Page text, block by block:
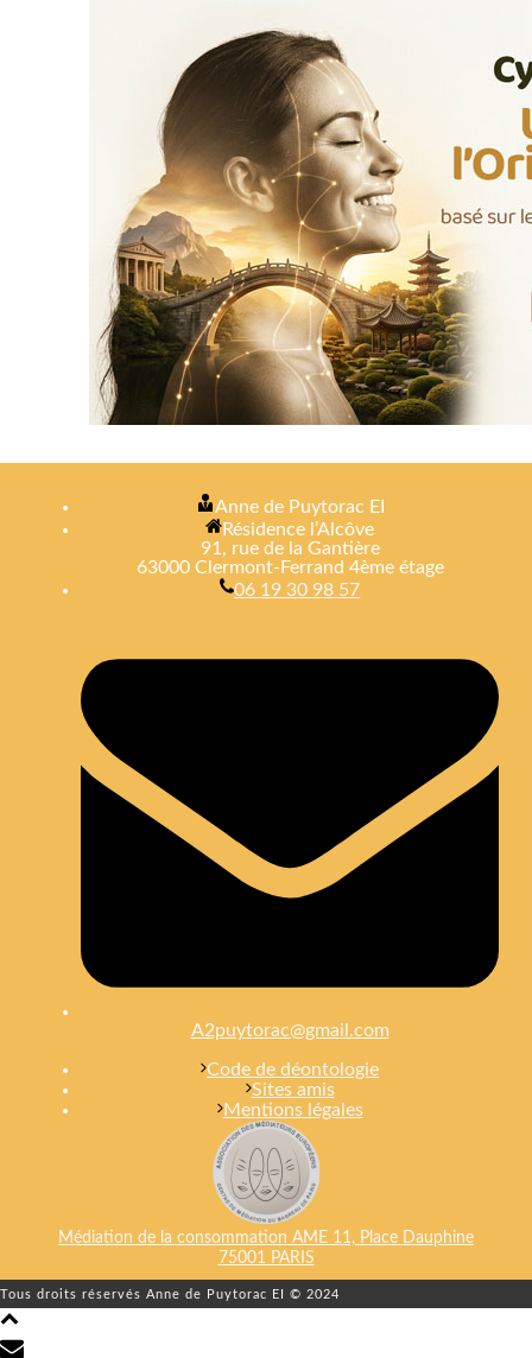
Anne de Puytorac EI
Résidence l’Alcôve
91, rue de la Gantière
63000 Clermont-Ferrand 4ème étage
06 19 30 98 57
A2puytorac@gmail.com
Code de déontologie
Sites amis
Mentions légales
Médiation de la consommation AME 11, Place Dauphine
75001 PARIS
Tous droits réservés Anne de Puytorac EI © 2024